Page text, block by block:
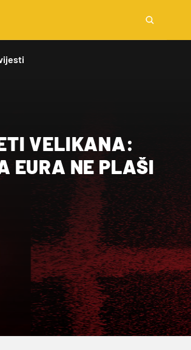
VELIKANA:
EURA NE PLAŠI